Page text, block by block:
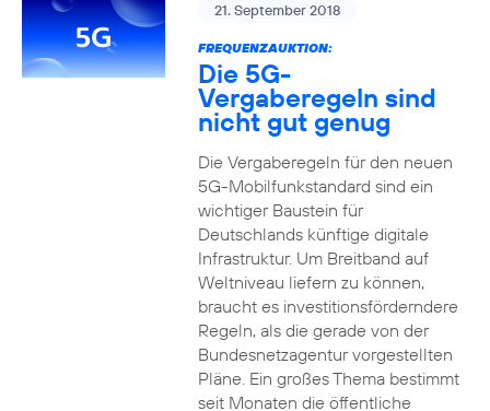
21. September 2018
FREQUENZAUKTION:
Die 5G-
Vergaberegeln sind
nicht gut genug
Die Vergaberegeln für den neuen
5G-Mobilfunkstandard sind ein
wichtiger Baustein für
Deutschlands künftige digitale
Infrastruktur. Um Breitband auf
Weltniveau liefern zu können,
braucht es investitionsförderndere
Regeln, als die gerade von der
Bundesnetzagentur vorgestellten
Pläne. Ein großes Thema bestimmt
seit Monaten die öffentliche